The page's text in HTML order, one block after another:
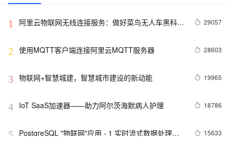
1
阿里云物联网无线连接服务：做好菜鸟无人车黑科技
29057
2 使用MQTT客户端连接阿里云MQTT服务器 28603
3 物联网+智慧城建，智慧城市建设的新动能 19965
4 IoT SaaS加速器——助力阿尔茨海默病人护理 18786
5
PostgreSQL "物联网"应用 - 1 实时流式数据处理案
15633